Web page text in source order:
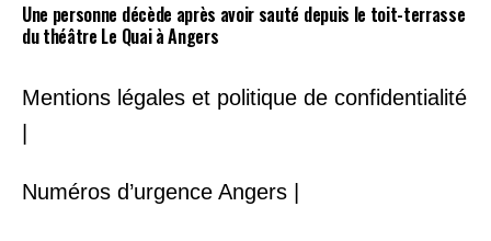
Une personne décède après avoir sauté depuis le toit-terrasse
du théâtre Le Quai à Angers
Mentions légales et politique de confidentialité
|
Numéros d’urgence Angers |